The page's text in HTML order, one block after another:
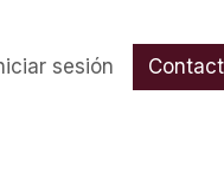
sesión